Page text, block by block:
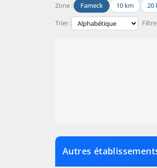
Zone : Fameck 10 km 20
Trier :
Autres